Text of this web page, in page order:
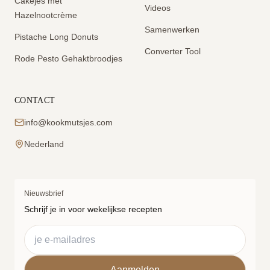
Hazelnootcrème
Pistache Long Donuts
Rode Pesto Gehaktbroodjes
Videos
Samenwerken
Converter Tool
CONTACT
info@kookmutsjes.com
Nederland
Nieuwsbrief
Schrijf je in voor wekelijkse recepten